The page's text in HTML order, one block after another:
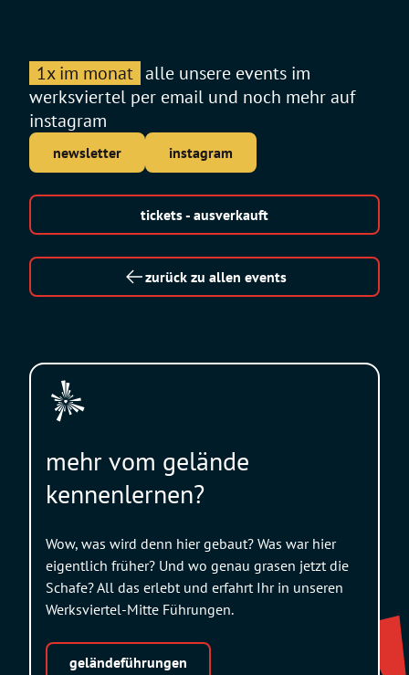
1x im monat alle unsere events im
werksviertel per email und noch mehr auf
instagram
newsletter instagram
tickets - ausverkauft
zurück zu allen events
mehr vom gelände
kennenlernen?
Wow, was wird denn hier gebaut? Was war hier
eigentlich früher? Und wo genau grasen jetzt die
Schafe? All das erlebt und erfahrt Ihr in unseren
Werksviertel-Mitte Führungen.
geländeführungen